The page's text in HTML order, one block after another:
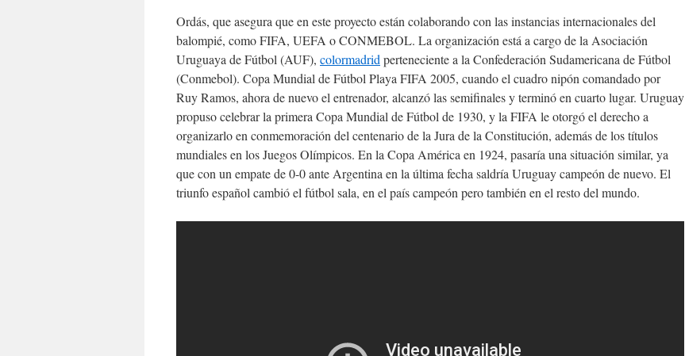
Ordás, que asegura que en este proyecto están colaborando con las instancias internacionales del
balompié, como FIFA, UEFA o CONMEBOL. La organización está a cargo de la Asociación
Uruguaya de Fútbol (AUF), colormadrid perteneciente a la Confederación Sudamericana de Fútbol
(Conmebol). Copa Mundial de Fútbol Playa FIFA 2005, cuando el cuadro nipón comandado por
Ruy Ramos, ahora de nuevo el entrenador, alcanzó las semifinales y terminó en cuarto lugar. Uruguay
propuso celebrar la primera Copa Mundial de Fútbol de 1930, y la FIFA le otorgó el derecho a
organizarlo en conmemoración del centenario de la Jura de la Constitución, además de los títulos
mundiales en los Juegos Olímpicos. En la Copa América en 1924, pasaría una situación similar, ya
que con un empate de 0-0 ante Argentina en la última fecha saldría Uruguay campeón de nuevo. El
triunfo español cambió el fútbol sala, en el país campeón pero también en el resto del mundo.